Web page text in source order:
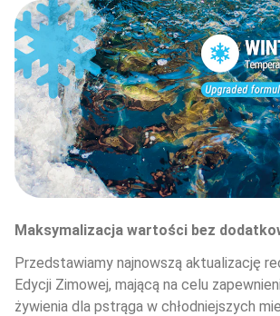
Maksymalizacja wartości bez
Przedstawiamy najnowszą aktualizację
Edycji Zimowej, mającą na celu
żywienia dla pstrąga w chłodniejszych